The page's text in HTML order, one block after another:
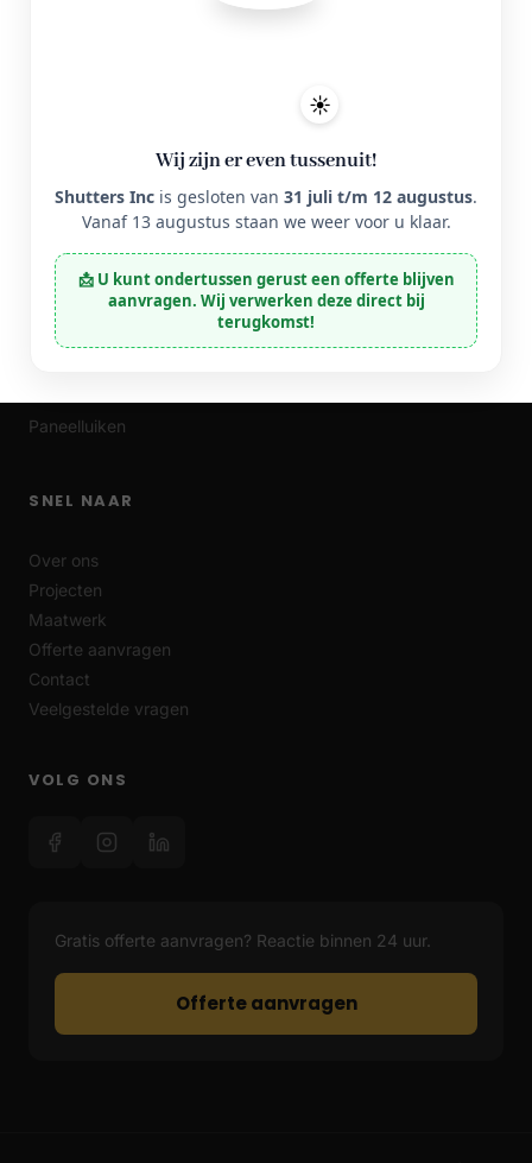
PRODUCTEN
Houten luiken
Aluminium luiken
Kunststof luiken
Paneelluiken
SNEL NAAR
Over ons
Projecten
Maatwerk
Offerte aanvragen
Contact
Veelgestelde vragen
VOLG ONS
Gratis offerte aanvragen? Reactie binnen 24 uur.
Offerte aanvragen
☀️
Wij zijn er even tussenuit!
Shutters Inc is gesloten van 31 juli t/m 12 augustus.
Vanaf 13 augustus staan we weer voor u klaar.
📩 U kunt ondertussen gerust een offerte blijven
aanvragen. Wij verwerken deze direct bij
terugkomst!